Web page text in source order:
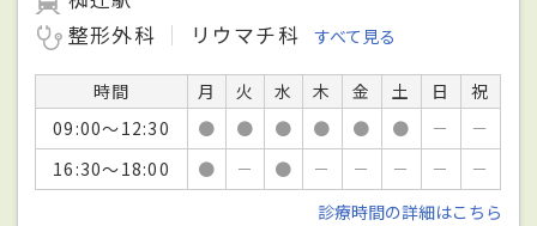
整形外科
リウマチ科 すべて見る
時間 月 火 水 木 金 土 日
祝
09:00～12:30
● ● ● ● ● ● －
－
16:30～18:00
● － ● － － － －
－
診療時間の詳細はこちら